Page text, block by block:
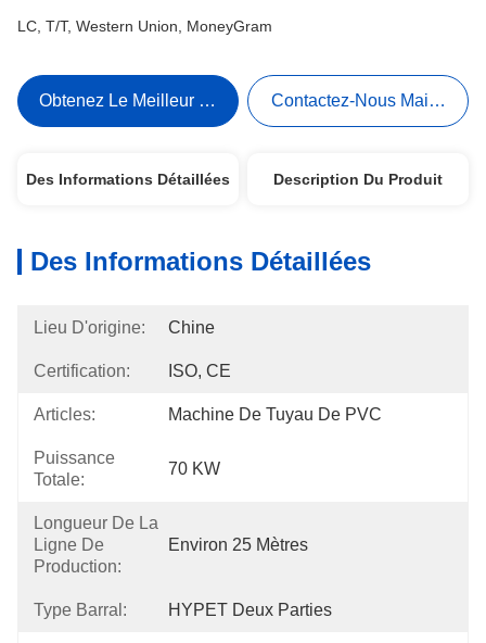
LC, T/T, Western Union, MoneyGram
Obtenez Le Meilleur Prix Contactez-Nous Maintenant
Des Informations Détaillées Description Du Produit
Des Informations Détaillées
Lieu D'origine: Chine
Certification: ISO, CE
Articles: Machine De Tuyau De PVC
Puissance
Totale:
70 KW
Longueur De La
Ligne De
Production:
Environ 25 Mètres
Type Barral: HYPET Deux Parties